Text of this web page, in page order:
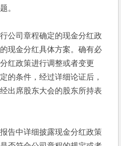
。
公司章程确定的现金分红政
现金分红具体方案。确有必
红政策进行调整或者变更
的条件，经过详细论证后，
出席股东大会的股东所持表
告中详细披露现金分红政策